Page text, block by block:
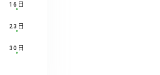
16日
23日
30日